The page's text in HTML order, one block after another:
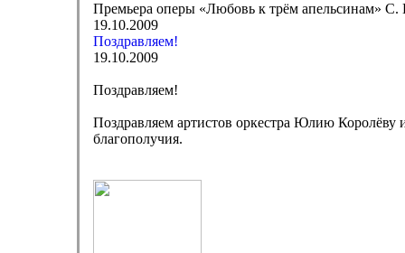
Премьера оперы «Любовь к трём апельсинам» С.
19.10.2009
Поздравляем!
19.10.2009
Поздравляем!
Поздравляем артистов оркестра Юлию
благополучия.